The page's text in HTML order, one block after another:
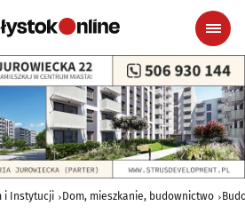
i Instytucji Dom, mieszkanie, budownictwo